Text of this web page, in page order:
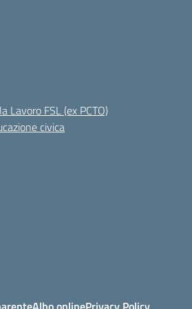
Lavoro FSL (ex PCTO)
civica